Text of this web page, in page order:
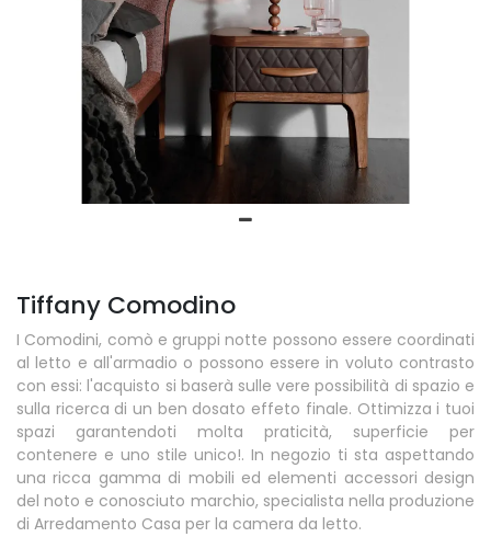
Tiffany Comodino
I Comodini, comò e gruppi notte possono essere coordinati
al letto e all'armadio o possono essere in voluto contrasto
con essi: l'acquisto si baserà sulle vere possibilità di spazio e
sulla ricerca di un ben dosato effeto finale. Ottimizza i tuoi
spazi garantendoti molta praticità, superficie per
contenere e uno stile unico!. In negozio ti sta aspettando
una ricca gamma di mobili ed elementi accessori design
del noto e conosciuto marchio, specialista nella produzione
di Arredamento Casa per la camera da letto.